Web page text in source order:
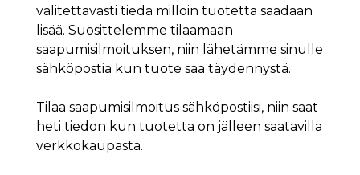
valitettavasti tiedä milloin tuotetta saadaan
lisää. Suosittelemme tilaamaan
saapumisilmoituksen, niin lähetämme sinulle
sähköpostia kun tuote saa täydennystä.
Tilaa saapumisilmoitus sähköpostiisi, niin saat
heti tiedon kun tuotetta on jälleen saatavilla
verkkokaupasta.